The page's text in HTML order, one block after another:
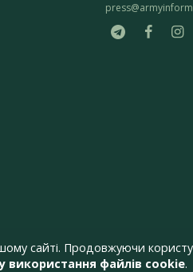
сайті. Продовжуючи
використання файлів cookie.